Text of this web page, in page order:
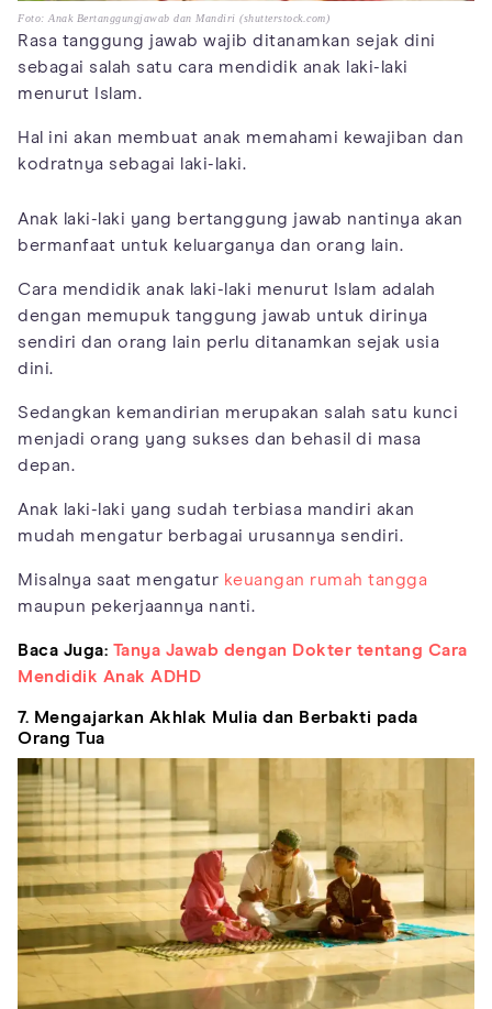
Foto: Anak Bertanggungjawab dan Mandiri (shutterstock.com)
Rasa tanggung jawab wajib ditanamkan sejak dini
sebagai salah satu cara mendidik anak laki-laki
menurut Islam.
Hal ini akan membuat anak memahami kewajiban dan
kodratnya sebagai laki-laki.
Anak laki-laki yang bertanggung jawab nantinya akan
bermanfaat untuk keluarganya dan orang lain.
Cara mendidik anak laki-laki menurut Islam adalah
dengan memupuk tanggung jawab untuk dirinya
sendiri dan orang lain perlu ditanamkan sejak usia
dini.
Sedangkan kemandirian merupakan salah satu kunci
menjadi orang yang sukses dan behasil di masa
depan.
Anak laki-laki yang sudah terbiasa mandiri akan
mudah mengatur berbagai urusannya sendiri.
Misalnya saat mengatur keuangan rumah tangga
maupun pekerjaannya nanti.
Baca Juga: Tanya Jawab dengan Dokter tentang Cara
Mendidik Anak ADHD
7. Mengajarkan Akhlak Mulia dan Berbakti pada
Orang Tua